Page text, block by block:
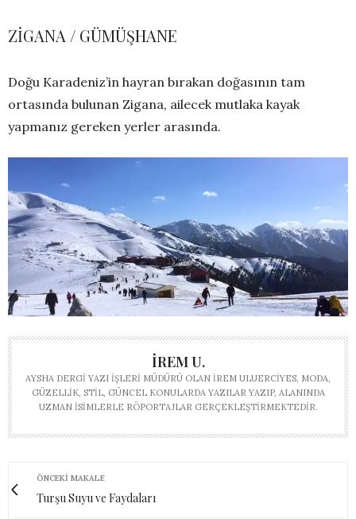
ZİGANA / GÜMÜŞHANE
Doğu Karadeniz’in hayran bırakan doğasının tam
ortasında bulunan Zigana, ailecek mutlaka kayak
yapmanız gereken yerler arasında.
İREM U.
AYSHA DERGI YAZI İŞLERI MÜDÜRÜ OLAN İREM ULUERCIYES, MODA,
GÜZELLIK, STIL, GÜNCEL KONULARDA YAZILAR YAZIP, ALANINDA
UZMAN ISIMLERLE RÖPORTAJLAR GERÇEKLEŞTIRMEKTEDIR.
ÖNCEKI MAKALE
Turşu Suyu ve Faydaları